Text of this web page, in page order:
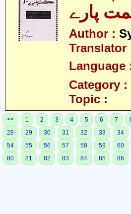
پارے
Author :
Translator
Language
Category :
Topic :
<< 1 2 3 4 5 6 7
28
29 30 31 32 33 34
54
55 56 57 58 59 60
80
81 82 83 84 85 86